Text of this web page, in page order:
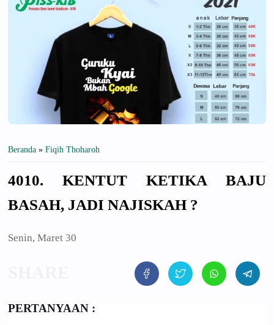
Beranda » Fiqih Thoharoh
4010. KENTUT KETIKA BAJU
BASAH, JADI NAJISKAH ?
Senin, Maret 30
PERTANYAAN :